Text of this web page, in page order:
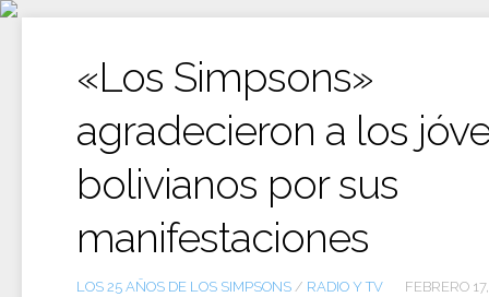
Ir
«Los Simpsons»
agradecieron a los
bolivianos por sus
manifestaciones
LOS 25 AÑOS DE LOS SIMPSONS / RADIO Y TV FEBRERO